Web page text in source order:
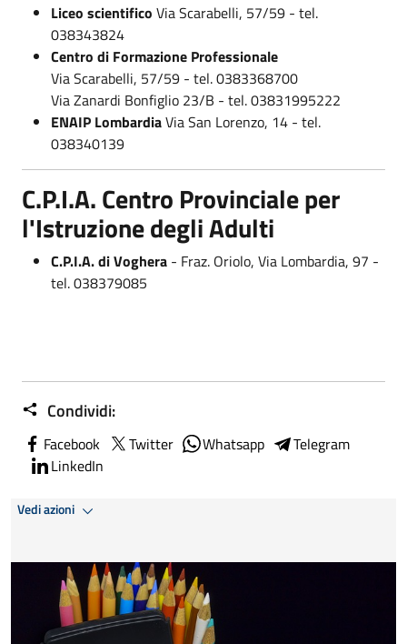
Liceo scientifico Via Scarabelli, 57/59 - tel.
038343824
Centro di Formazione Professionale
Via Scarabelli, 57/59 - tel. 0383368700
Via Zanardi Bonfiglio 23/B - tel. 03831995222
ENAIP LombardiaVia San Lorenzo, 14 - tel.
038340139
C.P.I.A. Centro Provinciale per
l'Istruzione degli Adulti
C.P.I.A. di Voghera - Fraz. Oriolo, Via Lombardia, 97 -
tel. 038379085
Condividi:
Facebook Twitter Whatsapp
Telegram
LinkedIn
Vedi azioni